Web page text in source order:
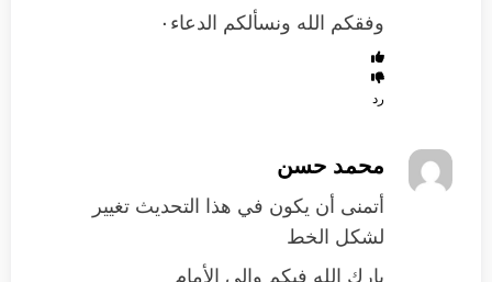
وفقكم الله ونسألكم الدعاء٠
رد
محمد حسن
أتمنى أن يكون في هذا التحديث تغيير
لشكل الخط